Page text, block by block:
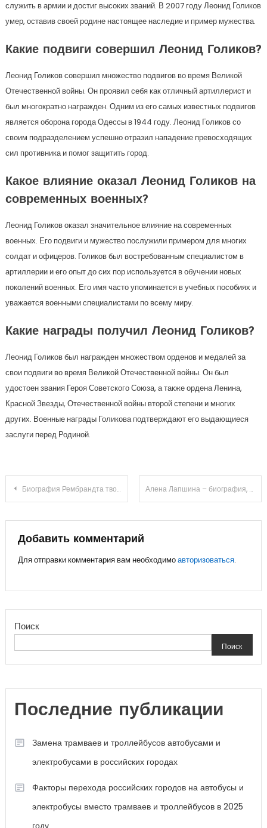
служить в армии и достиг высоких званий. В 2007 году Леонид Голиков
умер, оставив своей родине настоящее наследие и пример мужества.
Какие подвиги совершил Леонид Голиков?
Леонид Голиков совершил множество подвигов во время Великой
Отечественной войны. Он проявил себя как отличный артиллерист и
был многократно награжден. Одним из его самых известных подвигов
является оборона города Одессы в 1944 году. Леонид Голиков со
своим подразделением успешно отразил нападение превосходящих
сил противника и помог защитить город.
Какое влияние оказал Леонид Голиков на
современных военных?
Леонид Голиков оказал значительное влияние на современных
военных. Его подвиги и мужество послужили примером для многих
солдат и офицеров. Голиков был востребованным специалистом в
артиллерии и его опыт до сих пор используется в обучении новых
поколений военных. Его имя часто упоминается в учебных пособиях и
уважается военными специалистами по всему миру.
Какие награды получил Леонид Голиков?
Леонид Голиков был награжден множеством орденов и медалей за
свои подвиги во время Великой Отечественной войны. Он был
удостоен звания Героя Советского Союза, а также ордена Ленина,
Красной Звезды, Отечественной войны второй степени и многих
других. Военные награды Голикова подтверждают его выдающиеся
заслуги перед Родиной.
Навигация
по
записям
Биография Рембрандта творческий путь великого художника Алена Лапшина – биография, карьера и впечатляющие достижения известной телеведущей, которая завоевала сердца миллионов зрителей
Добавить комментарий
Для отправки комментария вам необходимоавторизоваться.
Поиск
Поиск
Последние публикации
Замена трамваев и троллейбусов автобусами и
электробусами в российских городах
Факторы перехода российских городов на автобусы и
электробусы вместо трамваев и троллейбусов в 2025